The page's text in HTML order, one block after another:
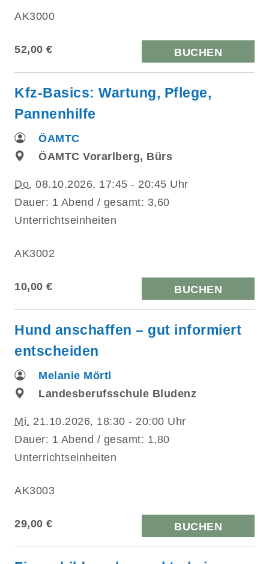
AK3000
52,00 € BUCHEN
Kfz-Basics: Wartung, Pflege,
Pannenhilfe
ÖAMTC
ÖAMTC Vorarlberg, Bürs
Do. 08.10.2026, 17:45 - 20:45 Uhr
Dauer: 1 Abend / gesamt: 3,60
Unterrichtseinheiten
AK3002
10,00 € BUCHEN
Hund anschaffen – gut informiert
entscheiden
Melanie Mörtl
Landesberufsschule Bludenz
Mi. 21.10.2026, 18:30 - 20:00 Uhr
Dauer: 1 Abend / gesamt: 1,80
Unterrichtseinheiten
AK3003
29,00 € BUCHEN